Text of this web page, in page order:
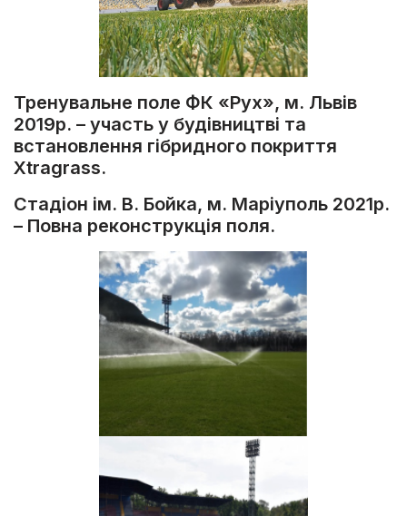
Тренувальне поле ФК «Рух», м. Львів
2019р. – участь у будівництві та
встановлення гібридного покриття
Xtragrass.
Стадіон ім. В. Бойка, м. Маріуполь 2021р.
– Повна реконструкція поля.